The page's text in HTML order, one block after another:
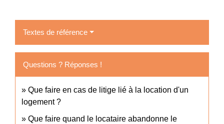
Textes de référence
Questions ? Réponses !
Que faire en cas de litige lié à la location d'un
logement ?
Que faire quand le locataire abandonne le